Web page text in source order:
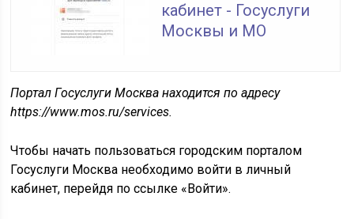
кабинет - Госуслуги
Москвы и МО
Портал Госуслуги Москва находится по адресу
https://www.mos.ru/services.
Чтобы начать пользоваться городским порталом
Госуслуги Москва необходимо войти в личный
кабинет, перейдя по ссылке «Войти».